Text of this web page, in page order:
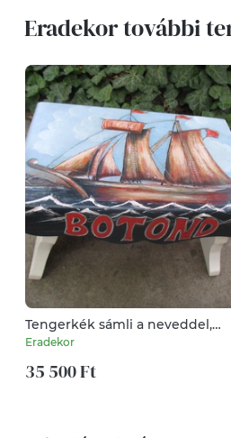
Eradekor további
Tengerkék sámli a neveddel,
kisfiúknak
Eradekor
35 500 Ft